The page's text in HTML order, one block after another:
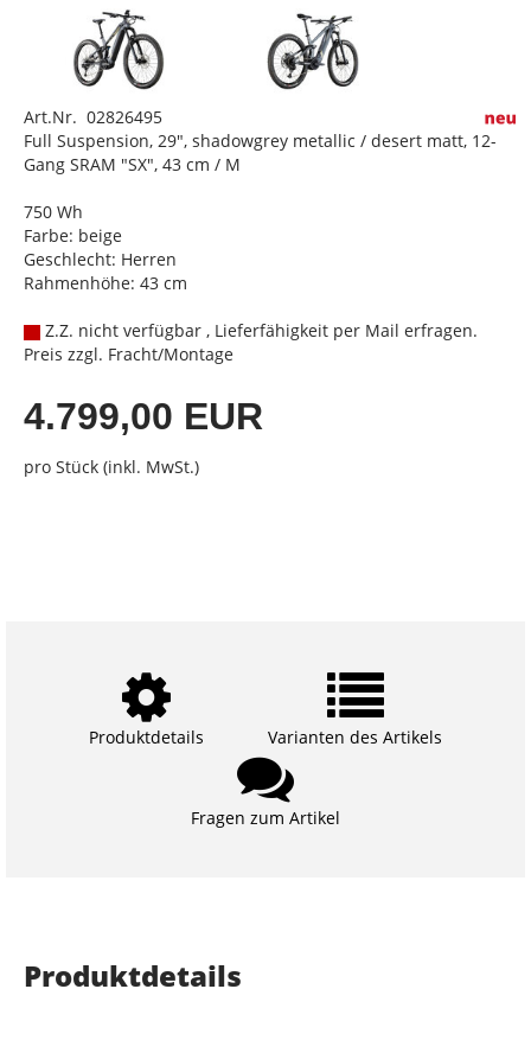
Art.Nr. 02826495
Full Suspension, 29", shadowgrey metallic / desert matt, 12-
Gang SRAM "SX", 43 cm / M
750 Wh
Farbe: beige
Geschlecht: Herren
Rahmenhöhe: 43 cm
Z.Z. nicht verfügbar , Lieferfähigkeit per Mail erfragen.
Preis zzgl. Fracht/Montage
4.799,00 EUR
pro Stück (inkl. MwSt.)
Produktdetails Varianten des Artikels
Fragen zum Artikel
Produktdetails